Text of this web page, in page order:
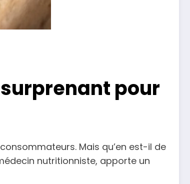
pour
Mais qu’en est-il de
nutritionniste, apporte un